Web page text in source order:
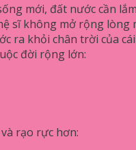
mới, đất nước cần
sĩ không mở rộng
ra khỏi chân trời của
đời rộng lớn:
rạo rực hơn: